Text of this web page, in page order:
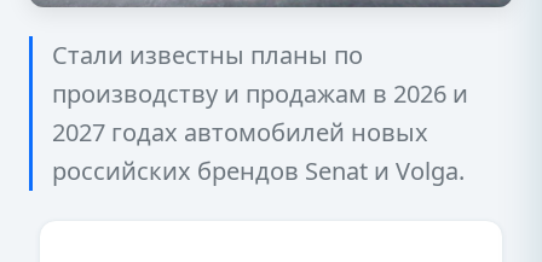
Стали известны планы по
производству и продажам в 2026 и
2027 годах автомобилей новых
российских брендов Senat и Volga.